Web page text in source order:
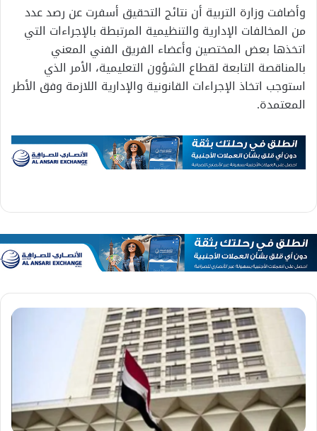
وأضافت وزارة التربية أن نتائج التحقيق أسفرت عن رصد عدد
من المخالفات الإدارية والتنظيمية المرتبطة بالإجراءات التي
اتخذها بعض المختصين وأعضاء الفريق الفني المعني
بالمناقصة التابعة لقطاع الشؤون التعليمية، الأمر الذي
استوجب اتخاذ الإجراءات القانونية والإدارية اللازمة وفق الأطر
المعتمدة.